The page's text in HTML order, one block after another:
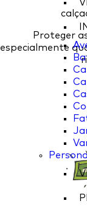
Proteger
especialmente